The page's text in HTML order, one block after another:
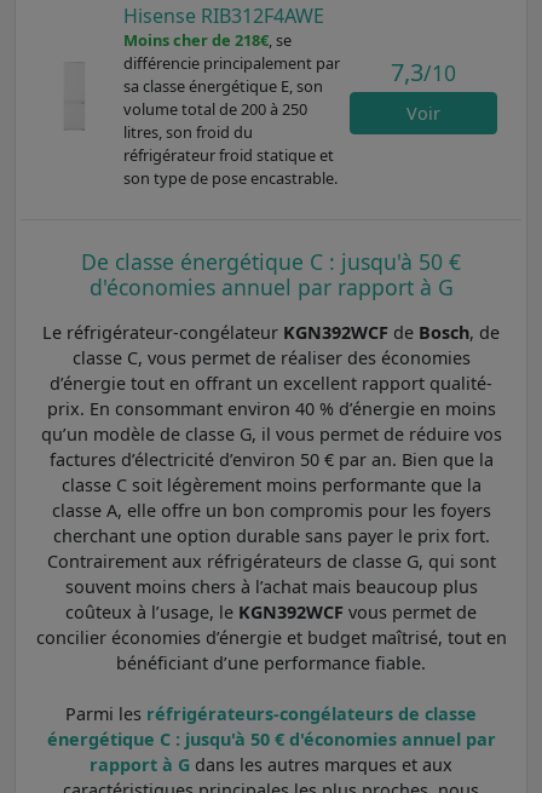
Hisense RIB312F4AWE
Moins cher de 218€, se
différencie principalement par
sa classe énergétique E, son
volume total de 200 à 250
litres, son froid du
réfrigérateur froid statique et
son type de pose encastrable.
7,3/10
Voir
De classe énergétique C : jusqu'à 50 €
d'économies annuel par rapport à G
Le réfrigérateur-congélateur KGN392WCF de Bosch, de
classe C, vous permet de réaliser des économies
d’énergie tout en offrant un excellent rapport qualité-
prix. En consommant environ 40 % d’énergie en moins
qu’un modèle de classe G, il vous permet de réduire vos
factures d’électricité d’environ 50 € par an. Bien que la
classe C soit légèrement moins performante que la
classe A, elle offre un bon compromis pour les foyers
cherchant une option durable sans payer le prix fort.
Contrairement aux réfrigérateurs de classe G, qui sont
souvent moins chers à l’achat mais beaucoup plus
coûteux à l’usage, le KGN392WCF vous permet de
concilier économies d’énergie et budget maîtrisé, tout en
bénéficiant d’une performance fiable.
Parmi les réfrigérateurs-congélateurs de classe
énergétique C : jusqu'à 50 € d'économies annuel par
rapport à G dans les autres marques et aux